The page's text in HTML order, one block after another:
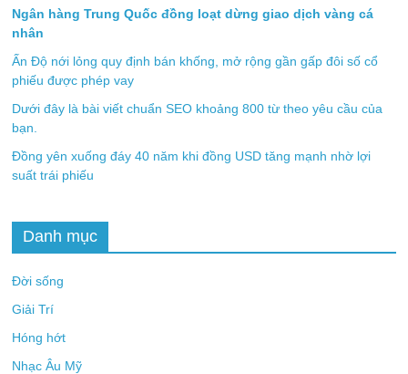
Ngân hàng Trung Quốc đồng loạt dừng giao dịch vàng cá
nhân
Ấn Độ nới lỏng quy định bán khống, mở rộng gần gấp đôi số cổ
phiếu được phép vay
Dưới đây là bài viết chuẩn SEO khoảng 800 từ theo yêu cầu của
bạn.
Đồng yên xuống đáy 40 năm khi đồng USD tăng mạnh nhờ lợi
suất trái phiếu
Danh mục
Đời sống
Giải Trí
Hóng hớt
Nhạc Âu Mỹ